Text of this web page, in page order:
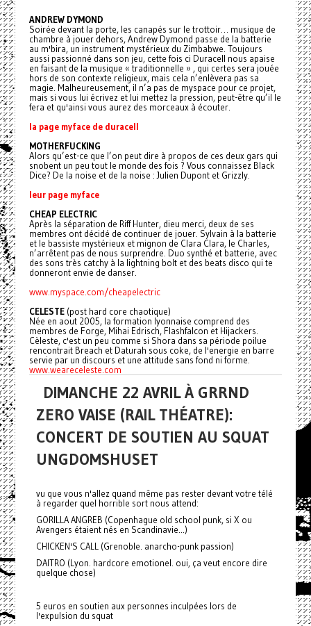
ANDREW DYMOND
Soirée devant la porte, les canapés sur le trottoir… musique de
chambre à jouer dehors, Andrew Dymond passe de la batterie
au m'bira, un instrument mystérieux du Zimbabwe. Toujours
aussi passionné dans son jeu, cette fois ci Duracell nous apaise
en faisant de la musique « traditionnelle » , qui certes sera jouée
hors de son contexte religieux, mais cela n’enlèvera pas sa
magie. Malheureusement, il n’a pas de myspace pour ce projet,
mais si vous lui écrivez et lui mettez la pression, peut-être qu’il le
fera et qu'ainsi vous aurez des morceaux à écouter.
la page myface de duracell
MOTHERFUCKING
Alors qu’est-ce que l’on peut dire à propos de ces deux gars qui
snobent un peu tout le monde des fois ? Vous connaissez Black
Dice? De la noise et de la noise : Julien Dupont et Grizzly.
leur page myface
CHEAP ELECTRIC
Après la séparation de Riff Hunter, dieu merci, deux de ses
membres ont décidé de continuer de jouer. Sylvain à la batterie
et le bassiste mystérieux et mignon de Clara Clara, le Charles,
n’arrêtent pas de nous surprendre. Duo synthé et batterie, avec
des sons très catchy à la lightning bolt et des beats disco qui te
donneront envie de danser.
www.myspace.com/cheapelectric
CELESTE (post hard core chaotique)
Née en aout 2005, la formation lyonnaise comprend des
membres de Forge, Mihai Edrisch, Flashfalcon et Hijackers.
Cèleste, c'est un peu comme si Shora dans sa période poilue
rencontrait Breach et Daturah sous coke, de l'energie en barre
servie par un discours et une attitude sans fond ni forme.
www.weareceleste.com
DIMANCHE 22 AVRIL À GRRND
ZERO VAISE (RAIL THÉATRE):
CONCERT DE SOUTIEN AU SQUAT
UNGDOMSHUSET
vu que vous n'allez quand même pas rester devant votre télé
à regarder quel horrible sort nous attend:
GORILLA ANGREB (Copenhague old school punk, si X ou
Avengers étaient nés en Scandinavie...)
CHICKEN'S CALL (Grenoble. anarcho-punk passion)
DAITRO (Lyon. hardcore emotionel. oui, ça veut encore dire
quelque chose)
5 euros en soutien aux personnes inculpées lors de
l'expulsion du squat